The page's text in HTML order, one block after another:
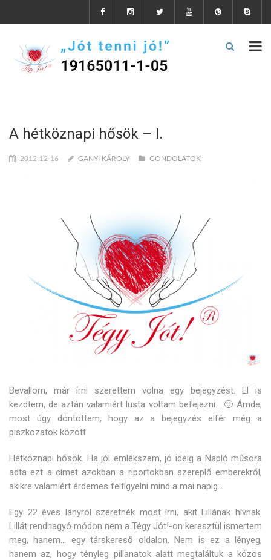
A hétköznapi hősök – I.
2012-12-16 GANYI KÁROLY GONDOLATOK
Bevallom, már írni szerettem volna egy bejegyzést. El is
kezdtem, de aztán valamiért lusta voltam befejezni… 🙂 Ámde,
most úgy döntöttem, hogy az a bejegyzés elfér még a
piszkozatok között.
Hétköznapi hősök. Ha jól emlékszem, jó ideig a Napló műsora
adta ezt a címet azokban a riportokban szereplő emberekről,
akikre valamiért érdemes felfigyelni mind a mai napig…
Egy 22 éves lányról szeretnék most írni, akit Lillának hívnak.
Lillát rendhagyó módon nem a Tégy Jót!-on keresztül ismertem
meg, hanem… egy társkereső oldalon. Nem is ez a lényeg,
hanem az, hogy tényleg pillanatok alatt megtaláltuk a közös